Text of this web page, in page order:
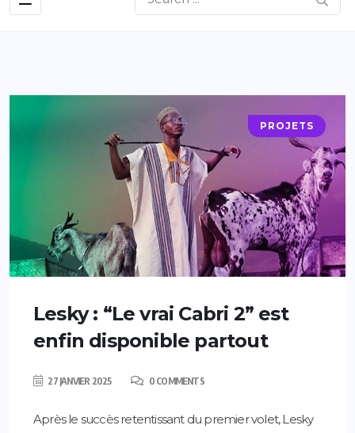
PROJETS
Lesky : “Le vrai Cabri 2” est
enfin disponible partout
27 JANVIER 2025 0 COMMENTS
Après le succès retentissant du premier volet, Lesky